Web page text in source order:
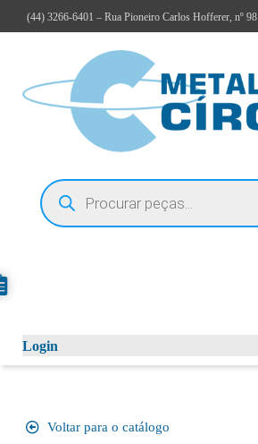
(44) 3266-6401 – Rua Pioneiro Carlos Hofferer, nº 98
Login
Voltar para o catálogo